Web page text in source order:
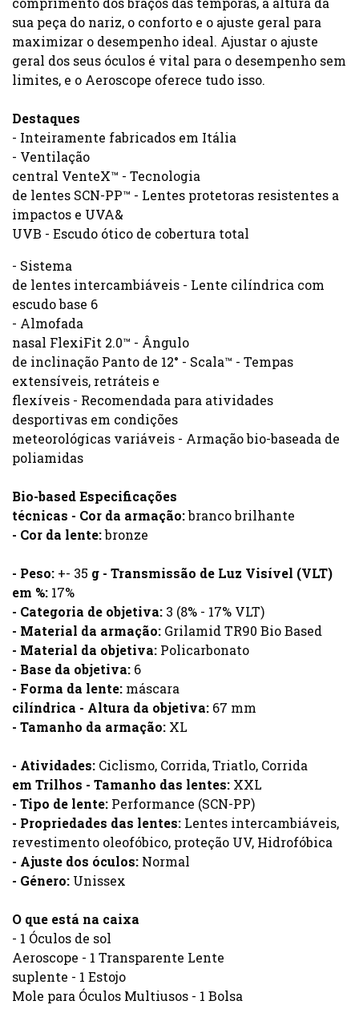
sua peça do nariz, o conforto e o ajuste geral para
maximizar o desempenho ideal. Ajustar o ajuste
geral dos seus óculos é vital para o desempenho sem
limites, e o Aeroscope oferece tudo isso.
Destaques
- Inteiramente fabricados em Itália
- Ventilação
central VenteX™ - Tecnologia
de lentes SCN-PP™ - Lentes protetoras resistentes a
impactos e UVA&
UVB - Escudo ótico de cobertura total
- Sistema
de lentes intercambiáveis - Lente cilíndrica com
escudo base 6
- Almofada
nasal FlexiFit 2.0™ - Ângulo
de inclinação Panto de 12° - Scala™ - Tempas
extensíveis, retráteis e
flexíveis - Recomendada para atividades
desportivas em condições
meteorológicas variáveis - Armação bio-baseada de
poliamidas
Bio-based Especificações
técnicas - Cor da armação:branco brilhante
- Cor da lente:bronze
- Peso: +- 35 g - Transmissão de Luz Visível (VLT)
em %: 17%
- Categoria de objetiva: 3 (8% - 17% VLT)
- Material da armação: Grilamid TR90 Bio Based
- Material da objetiva: Policarbonato
- Base da objetiva: 6
- Forma da lente: máscara
cilíndrica - Altura da objetiva: 67 mm
- Tamanho da armação: XL
- Atividades: Ciclismo, Corrida, Triatlo, Corrida
em Trilhos - Tamanho das lentes: XXL
- Tipo de lente: Performance (SCN-PP)
- Propriedades das lentes: Lentes intercambiáveis,
revestimento oleofóbico, proteção UV, Hidrofóbica
- Ajuste dos óculos: Normal
- Género: Unissex
O que está na caixa
- 1 Óculos de sol
Aeroscope - 1 Transparente Lente
suplente - 1 Estojo
Mole para Óculos Multiusos - 1 Bolsa